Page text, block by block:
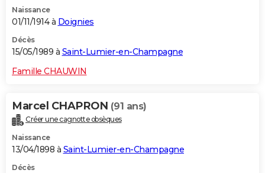
Naissance
01/11/1914 à Doignies
Décès
15/05/1989 à Saint-Lumier-en-Champagne
Famille CHAUWIN
Marcel CHAPRON (91 ans)
Créer une cagnotte obsèques
Naissance
13/04/1898 à Saint-Lumier-en-Champagne
Décès